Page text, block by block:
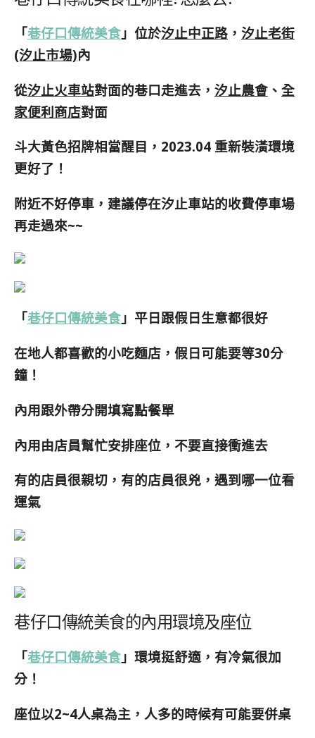
「巷仔口傳統美食 」位於汐止中正路 ， 汐止老街
(汐止市場)內
從汐止火車站對面的巷口走進去， 汐止農會 、 全
家便利商店對面
斗大黃色招牌相當醒目，2023.04 重新裝潢環境
更好了！
附近不好停車，建議停在汐止車站的收費停車場
再走過來~~
「巷仔口傳統美食 」平日跟假日生意都很好
在地人都喜歡的小吃麵店，假日可能要等30分
鐘！
內用跟外帶分開填寫點餐單
內用由店員幫忙安排座位，不要直接衝進去
有的店員很親切，有的店員很兇，遇到哪一位看
運氣
巷仔口傳統美食的內用環境及座位
「巷仔口傳統美食 」環境挺舒適，有冷氣很加
分！
座位以2~4人桌為主，人多的時候有可能要併桌